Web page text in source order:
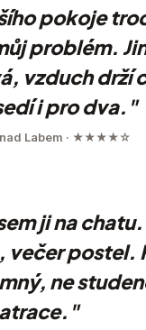
pokoje
problém.
vzduch drží
i pro dva."
nad Labem · ★★★★☆
ji na
večer postel.
ne